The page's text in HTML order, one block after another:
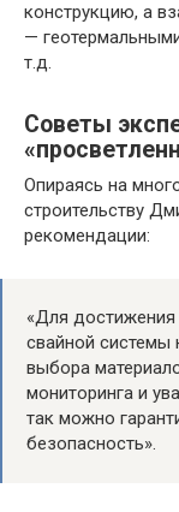
конструкцию, а
—
т.д.
Советы
Опираясь на
строительству
рекомендации:
«Для достижения
свайной
выбора
мониторинга и
так можно
безопасность».